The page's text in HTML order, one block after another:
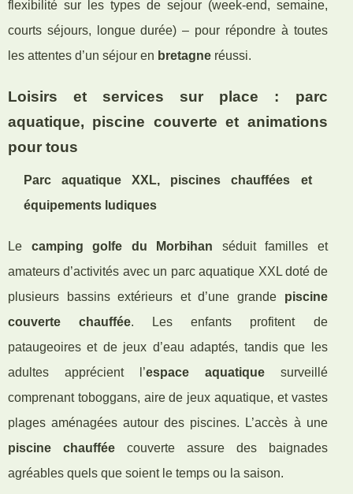
flexibilité sur les types de sejour (week-end, semaine,
courts séjours, longue durée) – pour répondre à toutes
les attentes d’un séjour en bretagne réussi.
Loisirs et services sur place : parc
aquatique, piscine couverte et animations
pour tous
Parc aquatique XXL, piscines chauffées et
équipements ludiques
Le camping golfe du Morbihan séduit familles et
amateurs d’activités avec un parc aquatique XXL doté de
plusieurs bassins extérieurs et d’une grande piscine
couverte chauffée. Les enfants profitent de
pataugeoires et de jeux d’eau adaptés, tandis que les
adultes apprécient l’espace aquatiquesurveillé
comprenant toboggans, aire de jeux aquatique, et vastes
plages aménagées autour des piscines. L’accès à une
piscine chaufféecouverte assure des baignades
agréables quels que soient le temps ou la saison.